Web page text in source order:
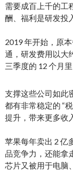
需要成百上千的工
酬、福利是研发投
2019 年开始，原
通，研发费用以大
三季度的 12 个月
支撑这些公司如此
都有非常稳定的 “
提升，带来更多收
苹果每年卖出 2 亿
品竞争力，还能拿
芯片又被用于电脑